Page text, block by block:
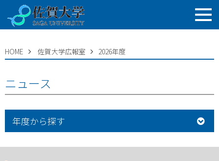
HOME 佐賀大学広報室 2026年度
ニュース
年度から探す